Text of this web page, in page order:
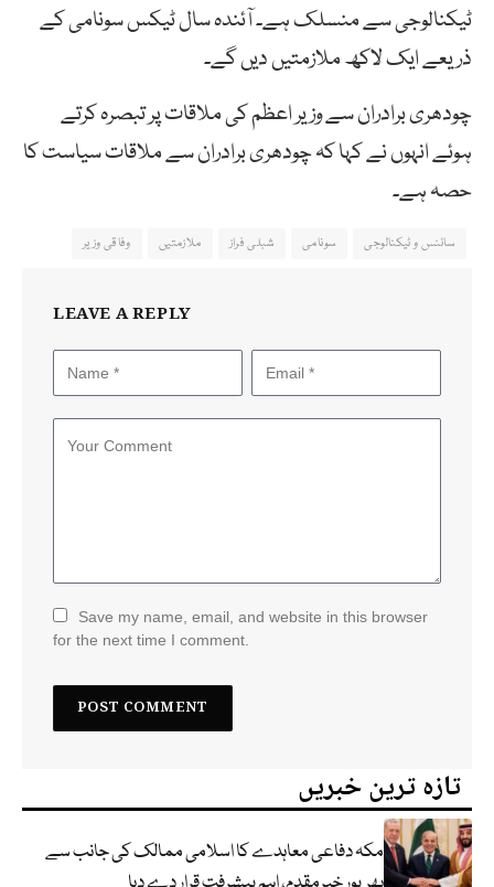
ٹیکنالوجی سے منسلک ہے۔ آئندہ سال ٹیکس سونامی کے
ذریعے ایک لاکھ ملازمتیں دیں گے۔
چودھری برادران سے وزیر اعظم کی ملاقات پر تبصرہ کرتے
ہوئے انہوں نے کہا کہ چودھری برادران سے ملاقات سیاست کا
حصہ ہے۔
سائنس و ٹیکنالوجی سونامی شبلی فراز ملازمتیں وفاقی وزیر
LEAVE A REPLY
Save my name, email, and website in this browser
for the next time I comment.
تازہ ترین خبریں
مکہ دفاعی معاہدے کا اسلامی ممالک کی جانب سے